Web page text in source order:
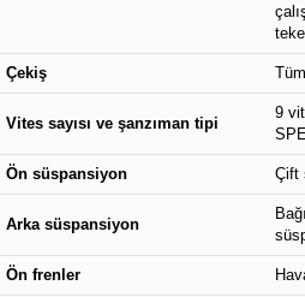
Çekiş
Vites sayısı ve şanzıman tipi
9
Ön süspansiyon Çift
Arka süspansiyon
Ön frenler